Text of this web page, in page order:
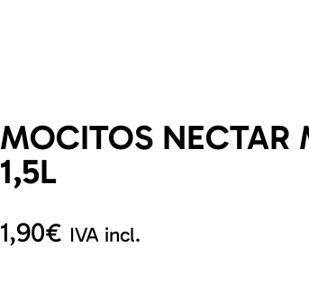
MOCITOS NECTAR
1,5L
1,90€ IVA incl.